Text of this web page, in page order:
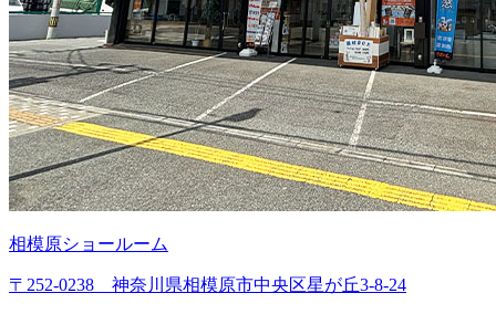
相模原ショールーム
〒252-0238 神奈川県相模原市中央区星が丘3-8-24